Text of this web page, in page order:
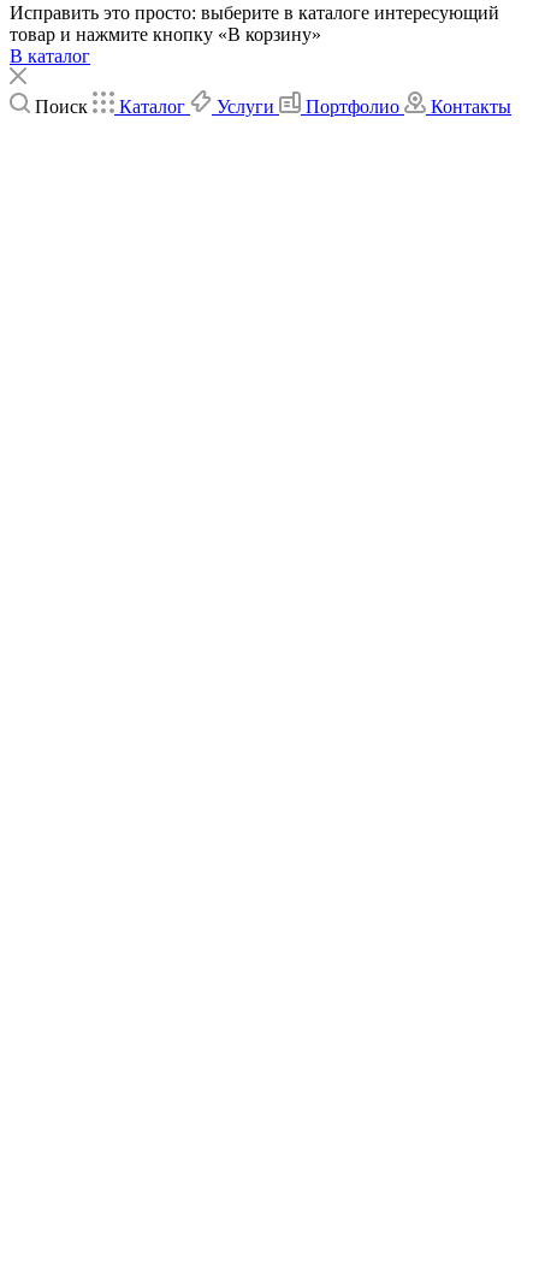
Исправить это просто: выберите в каталоге интересующий
товар и нажмите кнопку «В корзину»
В каталог
Поиск Каталог Услуги Портфолио Контакты